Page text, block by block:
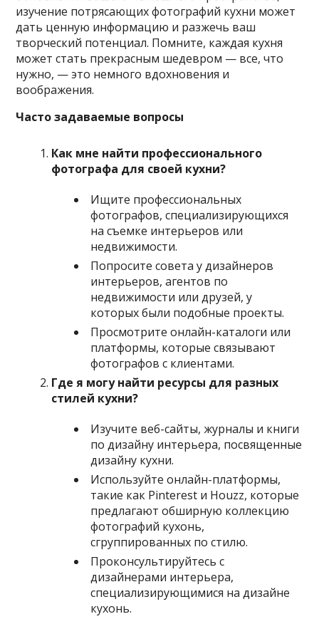
изучение потрясающих фотографий кухни может
дать ценную информацию и разжечь ваш
творческий потенциал. Помните, каждая кухня
может стать прекрасным шедевром — все, что
нужно, — это немного вдохновения и
воображения.
Часто задаваемые вопросы
Как мне найти профессионального
фотографа для своей кухни?
Ищите профессиональных
фотографов, специализирующихся
на съемке интерьеров или
недвижимости.
Попросите совета у дизайнеров
интерьеров, агентов по
недвижимости или друзей, у
которых были подобные проекты.
Просмотрите онлайн-каталоги или
платформы, которые связывают
фотографов с клиентами.
Где я могу найти ресурсы для разных
стилей кухни?
Изучите веб-сайты, журналы и книги
по дизайну интерьера, посвященные
дизайну кухни.
Используйте онлайн-платформы,
такие как Pinterest и Houzz, которые
предлагают обширную коллекцию
фотографий кухонь,
сгруппированных по стилю.
Проконсультируйтесь с
дизайнерами интерьера,
специализирующимися на дизайне
кухонь.